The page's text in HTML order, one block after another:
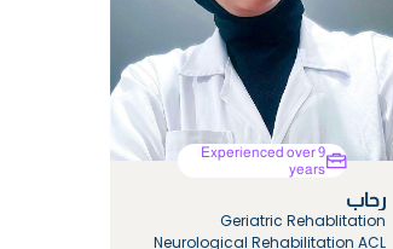
Experienced over 9
years
رحاب
Geriatric Rehablitation
Neurological Rehabilitation ACL